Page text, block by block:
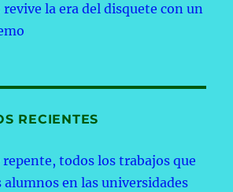
revive la era del disquete con un
RECIENTES
repente, todos los trabajos que
en las universidades